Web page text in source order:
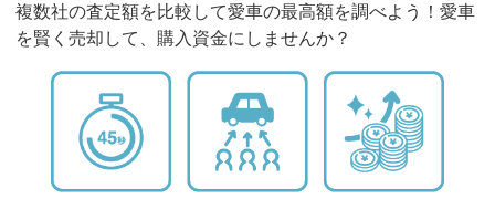
複数社の査定額を比較して愛車の最高額を調べよう！愛車
を賢く売却して、購入資金にしませんか？